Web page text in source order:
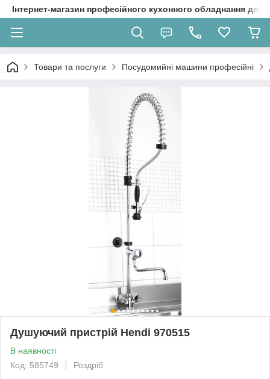
Інтернет-магазин професійного кухонного обладнання
Товари та послуги Посудомийні машини професійні
Душуючий пристрій Hendi 970515
В наявності
Код: 585749
Роздріб